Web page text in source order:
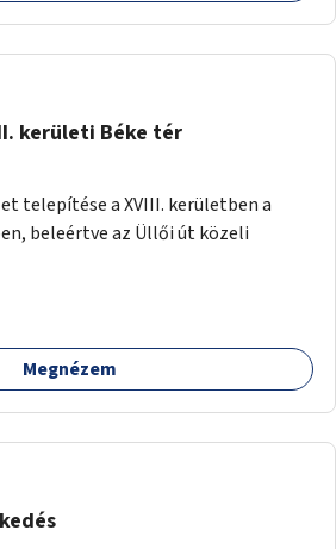
kerületi Béke tér
telepítése a XVIII. kerületben a
beleértve az Üllői út közeli
Megnézem